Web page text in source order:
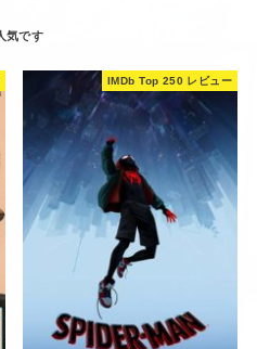
IMDb Top 250 レビュー